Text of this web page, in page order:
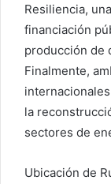
Resiliencia,
financiación
producción de
Finalmente,
la
sectores de
Ubicación de